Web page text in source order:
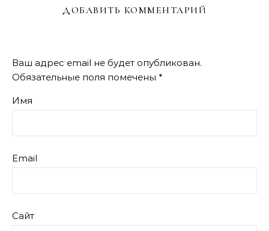
ДОБАВИТЬ КОММЕНТАРИЙ
Ваш адрес email не будет опубликован.
Обязательные поля помечены *
Имя
Email
Сайт